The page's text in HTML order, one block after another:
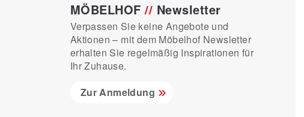
MÖBELHOF// Newsletter
Verpassen Sie keine Angebote und
Aktionen – mit dem Möbelhof Newsletter
erhalten Sie regelmäßig Inspirationen für
Ihr Zuhause.
Zur Anmeldung